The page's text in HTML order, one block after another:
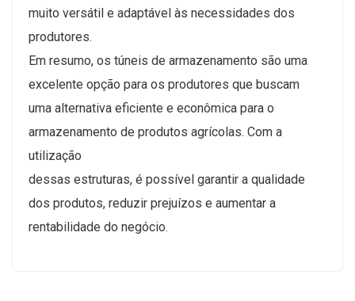
muito versátil e adaptável às necessidades dos
produtores.
Em resumo, os túneis de armazenamento são uma
excelente opção para os produtores que buscam
uma alternativa eficiente e econômica para o
armazenamento de produtos agrícolas. Com a
utilização
dessas estruturas, é possível garantir a qualidade
dos produtos, reduzir prejuízos e aumentar a
rentabilidade do negócio.